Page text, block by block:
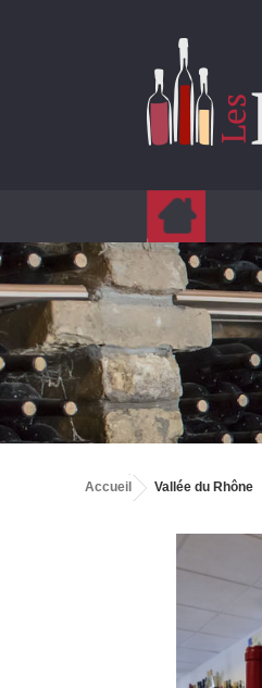
Accueil Vallée du Rhône